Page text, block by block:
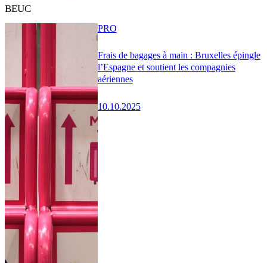
BEUC
Frais de bagages à main : Bruxelles épingle
l’Espagne et soutient les compagnies
aériennes
10.10.2025
PRO